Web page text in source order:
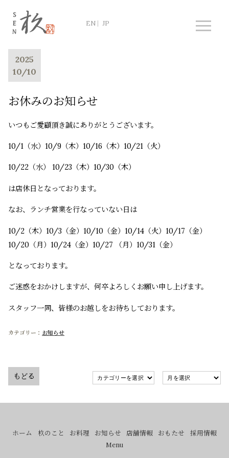
2025
10/10
お休みのお知らせ
いつもご愛顧頂き誠にありがとうございます。
10/1（水）10/9（木）10/16（木）10/21（火）
10/22（水） 10/23（木）10/30（木）
は店休日となっております。
なお、ランチ営業を行なっていない日は
10/2（木）10/3（金）10/10（金）10/14（火）10/17（金）
10/20（月）10/24（金）10/27 （月）10/31（金）
となっております。
ご迷惑をおかけしますが、何卒よろしくお願い申し上げます。
スタッフ一同、皆様のお越しをお待ちしております。
お知らせ
もどる
ホーム 杦のこと お料理 お知らせ 店舗情報 おもたせ
採用情報
Menu